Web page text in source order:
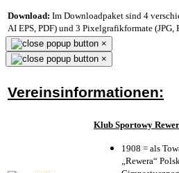
Download: Im Downloadpaket sind 4
AI EPS, PDF) und 3 Pixelgrafikformate (JPG,
×
×
Vereinsinformationen:
Klub Sportowy
1908 = als
„Rewera“